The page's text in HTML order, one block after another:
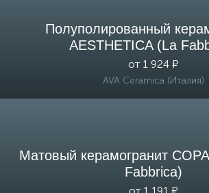
Полуполированный
AESTHETICA (La
от 1 924 ₽
AVA Ceramica (Италия)
Матовый керамогранит
Fabbrica)